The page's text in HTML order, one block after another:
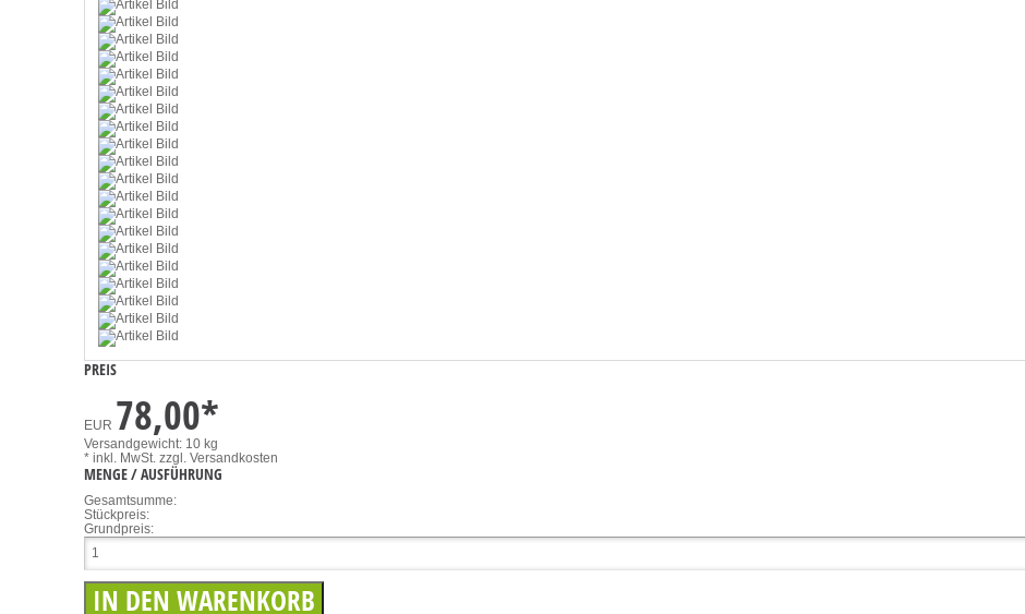
PREIS
EUR 78,00*
Versandgewicht: 10 kg
* inkl. MwSt. zzgl. Versandkosten
MENGE / AUSFÜHRUNG
Gesamtsumme:
Stückpreis:
Grundpreis: